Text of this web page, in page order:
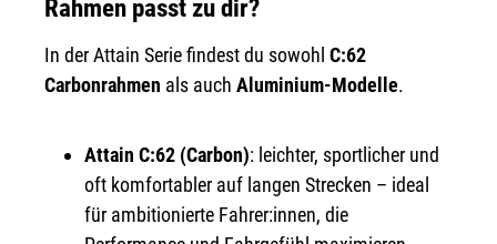
Rahmen passt zu dir?
In der Attain Serie findest du sowohl C:62
Carbonrahmen als auch Aluminium-Modelle.
Attain C:62 (Carbon): leichter, sportlicher und
oft komfortabler auf langen Strecken – ideal
für ambitionierte Fahrer:innen, die